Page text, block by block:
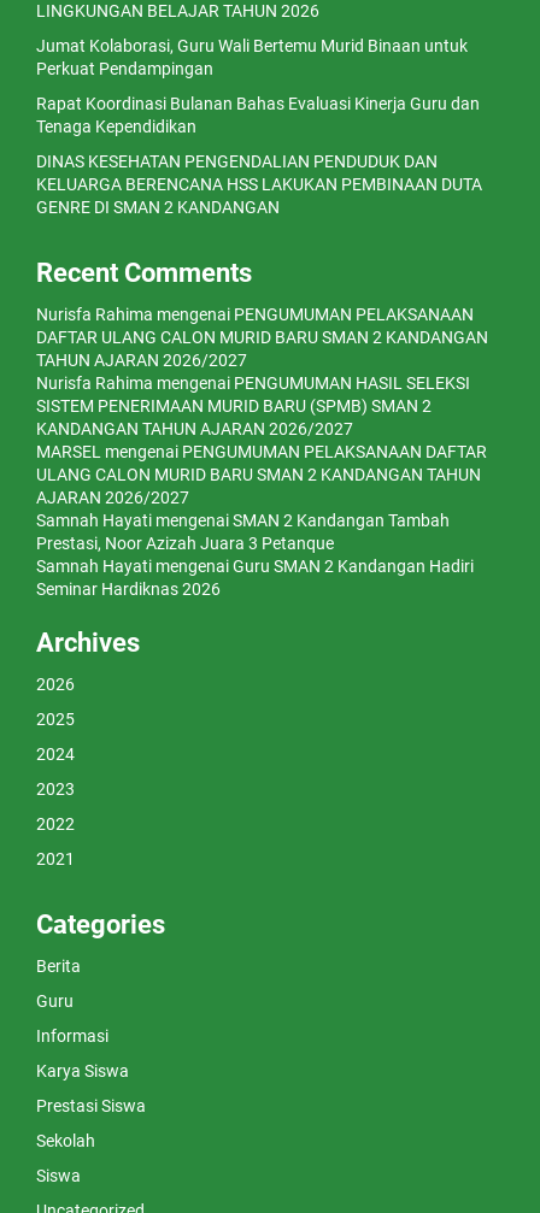
LINGKUNGAN BELAJAR TAHUN 2026
Jumat Kolaborasi, Guru Wali Bertemu Murid Binaan untuk
Perkuat Pendampingan
Rapat Koordinasi Bulanan Bahas Evaluasi Kinerja Guru dan
Tenaga Kependidikan
DINAS KESEHATAN PENGENDALIAN PENDUDUK DAN
KELUARGA BERENCANA HSS LAKUKAN PEMBINAAN DUTA
GENRE DI SMAN 2 KANDANGAN
Recent Comments
Nurisfa Rahima mengenai PENGUMUMAN PELAKSANAAN
DAFTAR ULANG CALON MURID BARU SMAN 2 KANDANGAN
TAHUN AJARAN 2026/2027
Nurisfa Rahima mengenai PENGUMUMAN HASIL SELEKSI
SISTEM PENERIMAAN MURID BARU (SPMB) SMAN 2
KANDANGAN TAHUN AJARAN 2026/2027
MARSEL mengenai PENGUMUMAN PELAKSANAAN DAFTAR
ULANG CALON MURID BARU SMAN 2 KANDANGAN TAHUN
AJARAN 2026/2027
Samnah Hayati mengenaiSMAN 2 Kandangan Tambah
Prestasi, Noor Azizah Juara 3 Petanque
Samnah Hayati mengenaiGuru SMAN 2 Kandangan Hadiri
Seminar Hardiknas 2026
Archives
2026
2025
2024
2023
2022
2021
Categories
Berita
Guru
Informasi
Karya Siswa
Prestasi Siswa
Sekolah
Siswa